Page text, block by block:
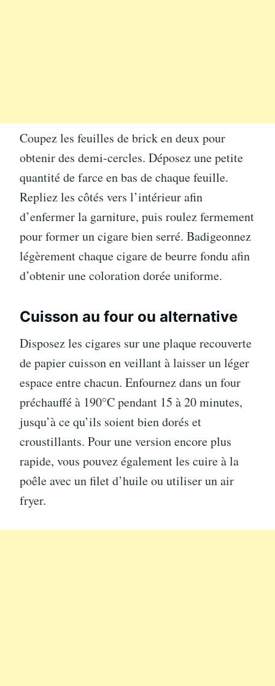
Coupez les feuilles de brick en deux pour
obtenir des demi-cercles. Déposez une petite
quantité de farce en bas de chaque feuille.
Repliez les côtés vers l’intérieur afin
d’enfermer la garniture, puis roulez fermement
pour former un cigare bien serré. Badigeonnez
légèrement chaque cigare de beurre fondu afin
d’obtenir une coloration dorée uniforme.
Cuisson au four ou alternative
Disposez les cigares sur une plaque recouverte
de papier cuisson en veillant à laisser un léger
espace entre chacun. Enfournez dans un four
préchauffé à 190°C pendant 15 à 20 minutes,
jusqu’à ce qu’ils soient bien dorés et
croustillants. Pour une version encore plus
rapide, vous pouvez également les cuire à la
poêle avec un filet d’huile ou utiliser un air
fryer.